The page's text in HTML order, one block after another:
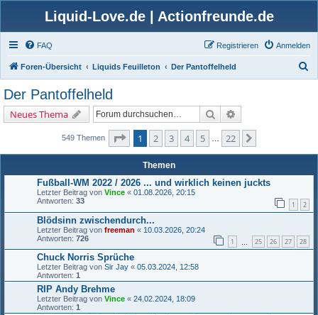
Liquid-Love.de | Actionfreunde.de
FAQ Anmelden
Registrieren
Foren-Übersicht Liquids Feuilleton Der Pantoffelheld
Der Pantoffelheld
Neues Thema Suche
549 Themen Seite von
1 2 3 4 5 22
Themen
Fußball-WM 2022 / 2026 ... und wirklich keinen juckts
Letzter Beitrag von Vince « 01.08.2026, 20:15
Antworten: 33 1 2
Blödsinn zwischendurch...
Letzter Beitrag von freeman « 10.03.2026, 20:24
Antworten: 726 1 25 26 27 28
Chuck Norris Sprüche
Letzter Beitrag von Sir Jay « 05.03.2024, 12:58
Antworten: 1
RIP Andy Brehme
Letzter Beitrag von Vince « 24.02.2024, 18:09
Antworten: 1